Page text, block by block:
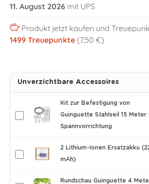
11. August 2026 mit UPS
Produkt jetzt kaufen und
1499 Treuepunkte (7,50 €)
Unverzichtbare Accessoires
Kit zur Befestigung von
Guinguette Stahlseil 15 Meter
Spannvorrichtung
2 Lithium-Ionen Ersatzakku
mAh)
Rundschau Guinguette 4